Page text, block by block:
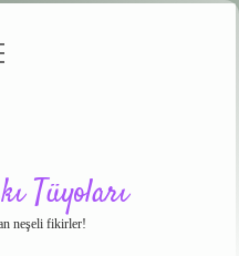
Tüyoları
neşeli fikirler!